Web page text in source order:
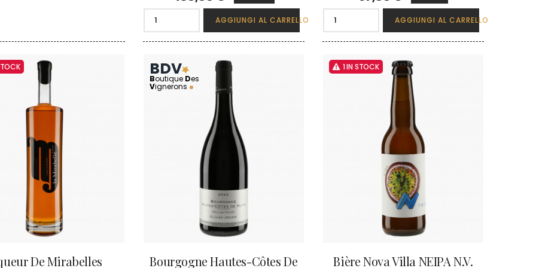
AGGIUNGI AL CARRELLO AGGIUNGI AL CARRELLO
De Mirabelles
BDV
Boutique Des
Vignerons
Bourgogne Hautes-Côtes De
1 IN STOCK
Bière Nova Villa NEIPA N.V.